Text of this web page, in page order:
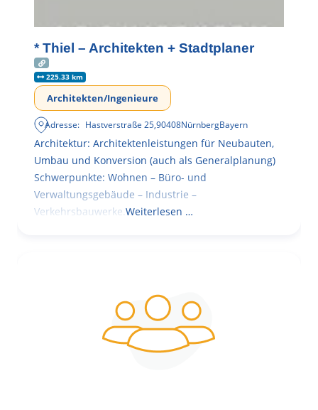
* Thiel – Architekten + Stadtplaner
225.33 km
Architekten/Ingenieure
Adresse: Hastverstraße 25,90408NürnbergBayern
Architektur: Architektenleistungen für Neubauten,
Umbau und Konversion (auch als Generalplanung)
Schwerpunkte: Wohnen – Büro- und
Verwaltungsgebäude – Industrie –
Verkehrsbauwerke. Weiterlesen …